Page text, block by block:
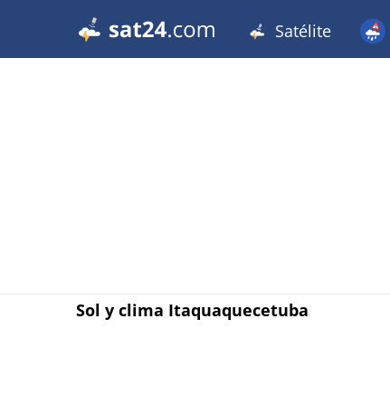
Satélite
Sol y clima Itaquaquecetuba